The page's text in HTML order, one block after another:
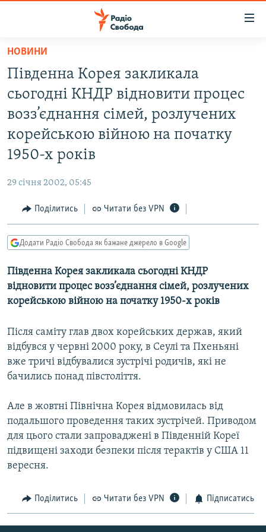
Перейти
основного
матеріалу
Перейти
до
основної
навігації
до
ВСЕ ЗА ДОБУ
СТАТТІ
ПОЛІТИКА
ЕКОНОМІКА
СПОРТ
УКРАЇНА
РОСІЙСЬКА «ФІЛЬТРАЦІЯ»
ТИ ЯК?
СХЕМИ
МУЛЬТИМЕДІА
ФОТО
ПОДКАСТИ
КРИМ РЕАЛІЇ
УКР
КТАТ
ДОЛУЧАЙСЯ!
НОВИНИ
Південна Корея закликала
сьогодні КНДР відновити процес
возз’єднання сімей, розлучених
корейською війною на початку
1950-х років
29 січня 2002, 05:45
Поділитись Читати без VPN
Додати Радіо Свобода як бажане джерело в Google
Південна Корея закликала сьогодні КНДР
відновити процес возз’єднання сімей, розлучених
корейською війною на початку 1950-х років
Після саміту глав двох корейських держав, який
відбувся у червні 2000 року, в Сеулі та Пхеньяні
вже тричі відбувалися зустрічі родичів, які не
бачились понад півстоліття.
Але в жовтні Північна Корея відмовилась від
подальшого проведення таких зустрічей. Приводом
для цього стали запроваджені в Південній Кореї
підвищені заходи безпеки після терактів у США 11
вересня.
Поділитись Читати без VPN Підписатись